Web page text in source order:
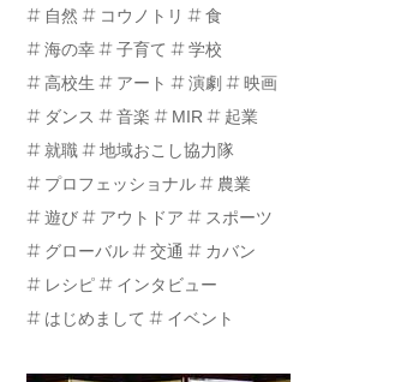
自然
コウノトリ
食
海の幸
子育て
学校
高校生
アート 演劇
映画
ダンス
音楽 MIR
起業
就職
地域おこし協力隊
プロフェッショナル
農業
遊び
アウトドア
スポーツ
グローバル
交通
カバン
レシピ
インタビュー
はじめまして
イベント